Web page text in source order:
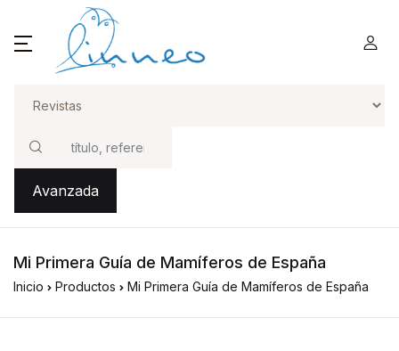
Buscar
Avanzada
Mi Primera Guía de Mamíferos de España
Inicio Productos Mi Primera Guía de Mamíferos de España